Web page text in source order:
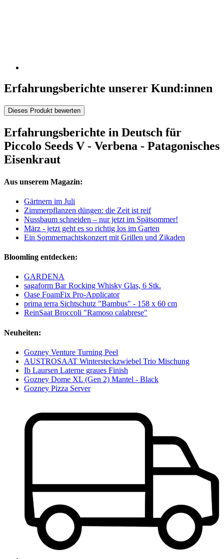
Erfahrungsberichte unserer Kund:innen
Dieses Produkt bewerten
Erfahrungsberichte in Deutsch für
Piccolo Seeds V - Verbena - Patagonisches
Eisenkraut
Aus unserem Magazin:
Gärtnern im Juli
Zimmerpflanzen düngen: die Zeit ist reif
Nussbaum schneiden – nur jetzt im Spätsommer!
März - jetzt geht es so richtig los im Garten
Ein Sommernachtskonzert mit Grillen und Zikaden
Bloomling entdecken:
GARDENA
sagaform Bar Rocking Whisky Glas, 6 Stk.
Oase FoamFix Pro-Applicator
prima terra Sichtschutz "Bambus" - 158 x 60 cm
ReinSaat Broccoli "Ramoso calabrese"
Neuheiten:
Gozney Venture Turning Peel
AUSTROSAAT Wintersteckzwiebel Trio Mischung
Ib Laursen Laterne graues Finish
Gozney Dome XL (Gen 2) Mantel - Black
Gozney Pizza Server